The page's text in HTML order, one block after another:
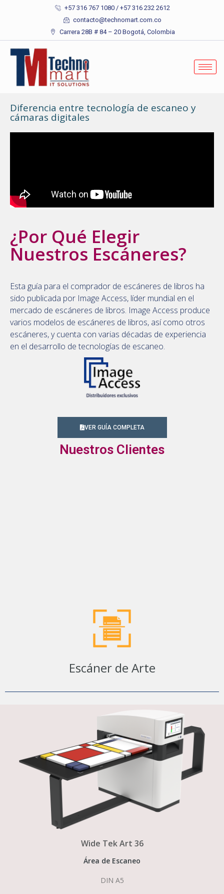
+57 316 767 1080 / +57 316 232 2612
contacto@technomart.com.co
Carrera 28B # 84 – 20 Bogotá, Colombia
¿Por Qué Elegir
Nuestros Escáneres?
Esta guía para el comprador de escáneres de libros ha
sido publicada por Image Access, líder mundial en el
mercado de escáneres de libros. Image Access produce
varios modelos de escáneres de libros, así como otros
escáneres, y cuenta con varias décadas de experiencia
en el desarrollo de tecnologías de escaneo.
VER GUÍA COMPLETA
Nuestros Clientes
Diferencia entre tecnología de escaneo y
cámaras digitales
Escáner de Arte
Wide Tek Art 36
Área de Escaneo
DIN A5